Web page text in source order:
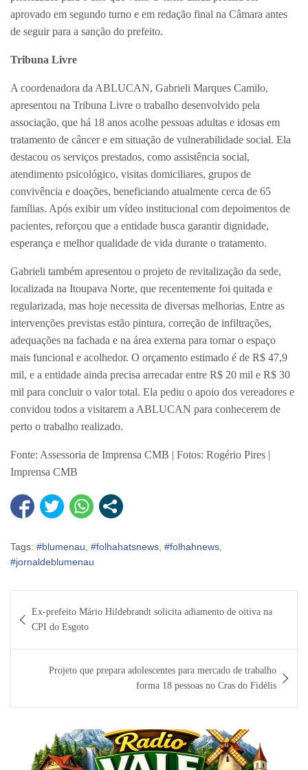
aprovado em segundo turno e em redação final na Câmara antes
de seguir para a sanção do prefeito.
Tribuna Livre
A coordenadora da ABLUCAN, Gabrieli Marques Camilo,
apresentou na Tribuna Livre o trabalho desenvolvido pela
associação, que há 18 anos acolhe pessoas adultas e idosas em
tratamento de câncer e em situação de vulnerabilidade social. Ela
destacou os serviços prestados, como assistência social,
atendimento psicológico, visitas domiciliares, grupos de
convivência e doações, beneficiando atualmente cerca de 65
famílias. Após exibir um vídeo institucional com depoimentos de
pacientes, reforçou que a entidade busca garantir dignidade,
esperança e melhor qualidade de vida durante o tratamento.
Gabrieli também apresentou o projeto de revitalização da sede,
localizada na Itoupava Norte, que recentemente foi quitada e
regularizada, mas hoje necessita de diversas melhorias. Entre as
intervenções previstas estão pintura, correção de infiltrações,
adequações na fachada e na área externa para tornar o espaço
mais funcional e acolhedor. O orçamento estimado é de R$ 47,9
mil, e a entidade ainda precisa arrecadar entre R$ 20 mil e R$ 30
mil para concluir o valor total. Ela pediu o apoio dos vereadores e
convidou todos a visitarem a ABLUCAN para conhecerem de
perto o trabalho realizado.
Fonte: Assessoria de Imprensa CMB | Fotos: Rogério Pires |
Imprensa CMB
Tags: #blumenau, #folhahatsnews, #folhahnews,
#jornaldeblumenau
de
Post
Ex-prefeito Mário Hildebrandt solicita adiamento de oitiva na
CPI do Esgoto
Projeto que prepara adolescentes para mercado de trabalho
forma 18 pessoas no Cras do Fidélis